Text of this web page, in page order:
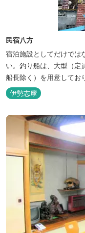
民宿八方
宿泊施設としてだけでは
い。釣り船は、大型（定
船長除く）を用意してお
等、お客様のご要望に合
ら、徒歩2分です。
伊勢志摩